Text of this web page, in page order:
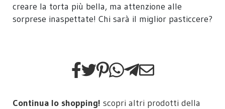
creare la torta più bella, ma attenzione alle
sorprese inaspettate! Chi sarà il miglior pasticcere?
Continua lo shopping! scopri altri prodotti della